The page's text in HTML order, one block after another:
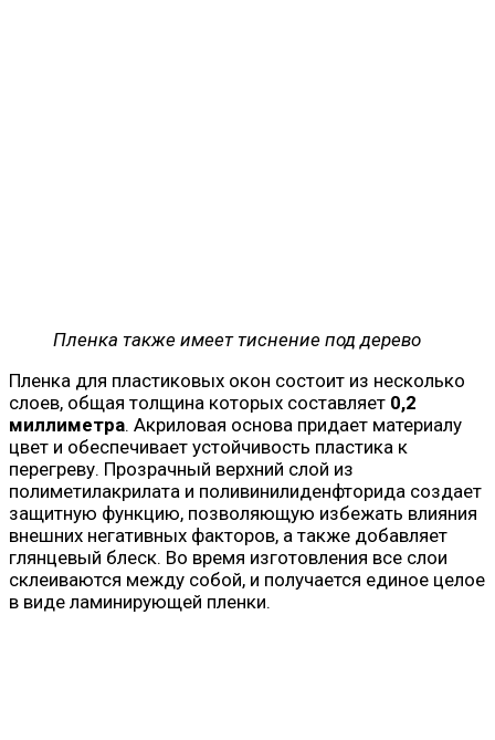
Пленка также имеет тиснение под дерево
Пленка для пластиковых окон состоит из несколько
слоев, общая толщина которых составляет 0,2
миллиметра. Акриловая основа придает материалу
цвет и обеспечивает устойчивость пластика к
перегреву. Прозрачный верхний слой из
полиметилакрилата и поливинилиденфторида создает
защитную функцию, позволяющую избежать влияния
внешних негативных факторов, а также добавляет
глянцевый блеск. Во время изготовления все слои
склеиваются между собой, и получается единое целое
в виде ламинирующей пленки.